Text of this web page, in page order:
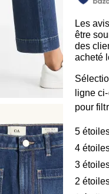
Les
être
des
acheté
ligne
pour
5
4
3
2